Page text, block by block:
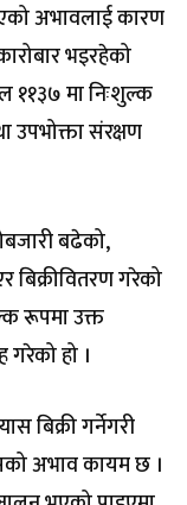
अभावलाई कारण
भइरहेको
११३७ मा निःशुल्क
उपभोक्ता संरक्षण
बढेको,
बिक्रीवितरण गरेको
रूपमा उक्त
हो ।
बिक्री गर्नेगरी
अभाव कायम छ ।